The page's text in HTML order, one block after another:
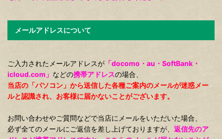
メールアドレスについて
ご入力されたメールアドレスが 「docomo・au・SoftBank・
icloud.com」 などの携帯アドレスの場合、
当店の「パソコン」から送信した各種ご案内のメールが迷惑メー
ルと認識され、お客様に届かないことがございます。
お問い合わせやご質問などで当店にメールをいただいた場合、
必ず全てのメールにご返信を差し上げておりますが、 返信先のア